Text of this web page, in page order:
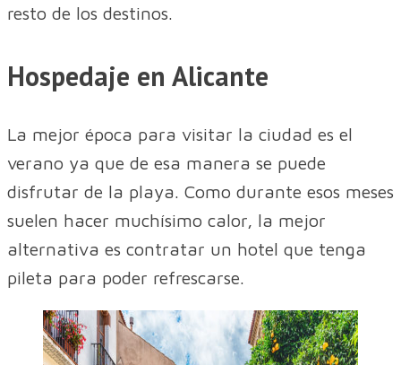
resto de los destinos.
Hospedaje en Alicante
La mejor época para visitar la ciudad es el
verano ya que de esa manera se puede
disfrutar de la playa. Como durante esos meses
suelen hacer muchísimo calor, la mejor
alternativa es contratar un hotel que tenga
pileta para poder refrescarse.